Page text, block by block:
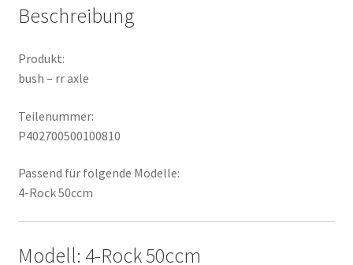
Beschreibung
Produkt:
bush – rr axle
Teilenummer:
P402700500100810
Passend für folgende Modelle:
4-Rock 50ccm
Modell: 4-Rock 50ccm